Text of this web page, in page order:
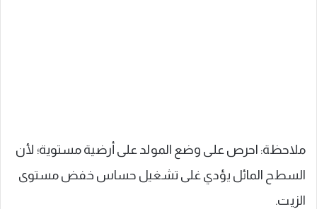
ملاحظة: احرص على وضع المولد على أرضية مستوية؛ لأن
السطح المائل يؤدي غلى تشغيل حساس خفض مستوى
الزيت.